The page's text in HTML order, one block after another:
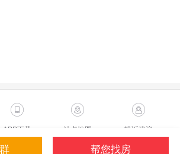
帮您找房
APP下载 站点地图 投诉建议